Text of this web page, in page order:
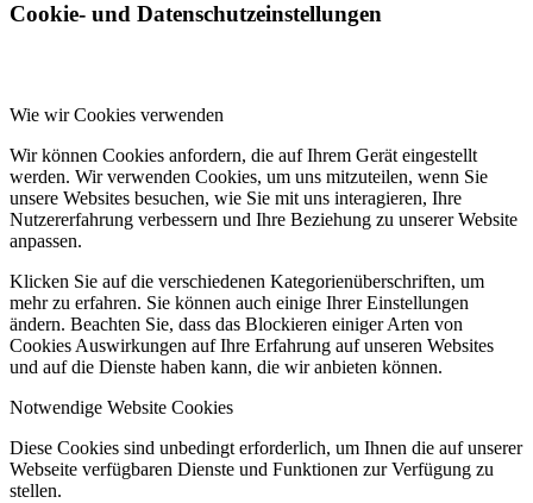
Cookie- und Datenschutzeinstellungen
Wie wir Cookies verwenden
Wir können Cookies anfordern, die auf Ihrem Gerät eingestellt
werden. Wir verwenden Cookies, um uns mitzuteilen, wenn Sie
unsere Websites besuchen, wie Sie mit uns interagieren, Ihre
Nutzererfahrung verbessern und Ihre Beziehung zu unserer Website
anpassen.
Klicken Sie auf die verschiedenen Kategorienüberschriften, um
mehr zu erfahren. Sie können auch einige Ihrer Einstellungen
ändern. Beachten Sie, dass das Blockieren einiger Arten von
Cookies Auswirkungen auf Ihre Erfahrung auf unseren Websites
und auf die Dienste haben kann, die wir anbieten können.
Notwendige Website Cookies
Diese Cookies sind unbedingt erforderlich, um Ihnen die auf unserer
Webseite verfügbaren Dienste und Funktionen zur Verfügung zu
stellen.